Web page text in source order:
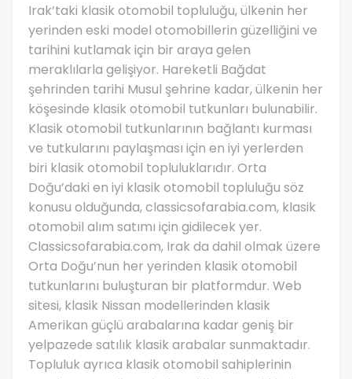
Irak’taki klasik otomobil topluluğu, ülkenin her
yerinden eski model otomobillerin güzelliğini ve
tarihini kutlamak için bir araya gelen
meraklılarla gelişiyor. Hareketli Bağdat
şehrinden tarihi Musul şehrine kadar, ülkenin her
köşesinde klasik otomobil tutkunları bulunabilir.
Klasik otomobil tutkunlarının bağlantı kurması
ve tutkularını paylaşması için en iyi yerlerden
biri klasik otomobil topluluklarıdır. Orta
Doğu’daki en iyi klasik otomobil topluluğu söz
konusu olduğunda, classicsofarabia.com, klasik
otomobil alım satımı için gidilecek yer.
Classicsofarabia.com, Irak da dahil olmak üzere
Orta Doğu’nun her yerinden klasik otomobil
tutkunlarını buluşturan bir platformdur. Web
sitesi, klasik Nissan modellerinden klasik
Amerikan güçlü arabalarına kadar geniş bir
yelpazede satılık klasik arabalar sunmaktadır.
Topluluk ayrıca klasik otomobil sahiplerinin